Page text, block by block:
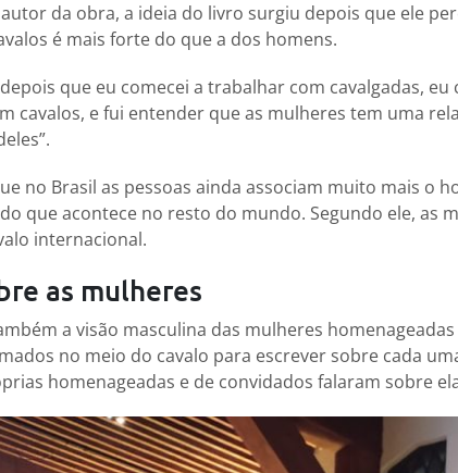
da obra, a ideia do livro surgiu depois que ele
é mais forte do que a dos homens.
que eu comecei a trabalhar com cavalgadas, eu
cavalos, e fui entender que as mulheres tem uma
no Brasil as pessoas ainda associam muito mais o
que acontece no resto do mundo. Segundo ele, as
internacional.
as mulheres
a visão masculina das mulheres
no meio do cavalo para escrever sobre cada
homenageadas e de convidados falaram sobre